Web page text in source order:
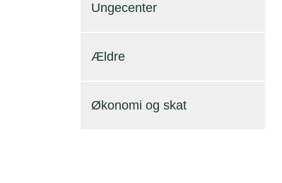
Ungecenter
Ældre
Økonomi og skat